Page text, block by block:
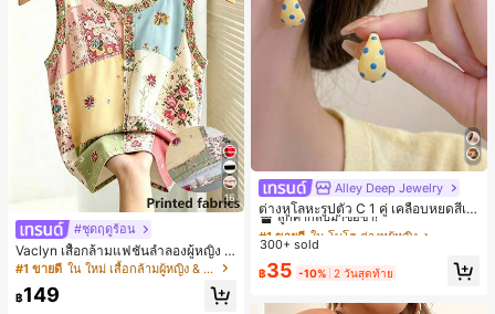
16
#ชุดฤดูร้อน
Vaclyn เสื้อกล้ามแฟชั่นลำลองผู้หญิง ล
ายแพตช์เวิร์ก แขนกุด คอกลม ติดกระดุ
#1 ขายดี ใน ใหม่ เสื้อกล้ามผู้หญิง & Camis
฿149
Alley Deep Jewelry
ต่างหูโลหะรูปตัว C 1 คู่ เคลือบหยดสีเห
ลือง ลายจุดสีน้ำเงิน สไตล์ยุโรปและอเม
ริกัน แฟชั่นส่วนตัว หวานและสง่างาม
ดินทาง งานแต่งงาน ปาร์ตี้ วันเกิด ของ
#1 ขายดี ใน โบโฮ ต่างหูผู้หญิง
ลูกค้ากลับมาซื้อซ้ำ!
เกือบหมดแล้ว!
#1 ขายดี ใน โบโฮ ต่างหูผู้หญิง
ลูกค้ากลับมาซื้อซ้ำ!
เกือบหมดแล้ว!
#1 ขายดี ใน โบโฮ ต่างหูผู้หญิง
ลูกค้ากลับมาซื้อซ้ำ!
เกือบหมดแล้ว!
#1 ขายดี
ใน โบโฮ ต่างหูผู้หญิง
เกือบหมดแล้ว!
300+ sold
฿35 -10% 2 วันสุดท้าย